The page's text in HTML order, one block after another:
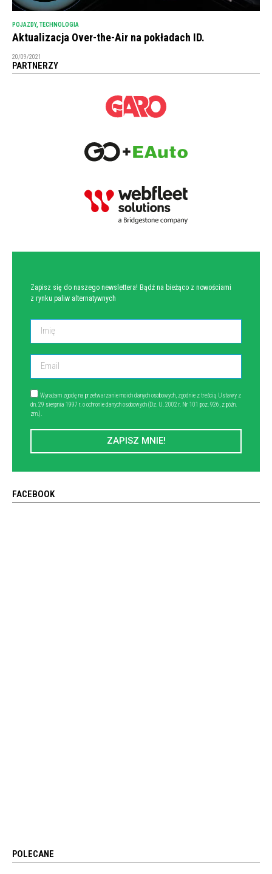
POJAZDY, TECHNOLOGIA
Aktualizacja Over-the-Air na pokładach ID.
20/09/2021
PARTNERZY
Zapisz się do naszego newslettera! Bądź na bieżąco z nowościami
z rynku paliw alternatywnych
Wyrażam zgodę na przetwarzanie moich danych osobowych, zgodnie z treścią Ustawy z
dn. 29 sierpnia 1997 r. o ochronie danych osobowych (Dz. U. 2002 r. Nr 101 poz. 926, z późn.
zm.).
ZAPISZ MNIE!
FACEBOOK
POLECANE